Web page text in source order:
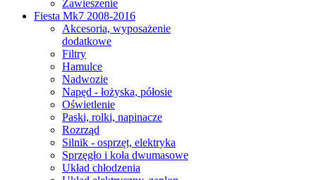
Zawieszenie
Fiesta Mk7 2008-2016
Akcesoria, wyposażenie
dodatkowe
Filtry
Hamulce
Nadwozie
Napęd - łożyska, półosie
Oświetlenie
Paski, rolki, napinacze
Rozrząd
Silnik - osprzęt, elektryka
Sprzęgło i koła dwumasowe
Układ chłodzenia